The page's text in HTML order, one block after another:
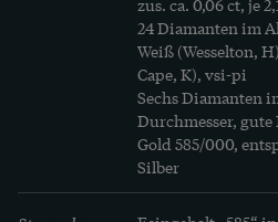
zus. ca. 0,06 ct, je
24 Diamanten im
Weiß (Wesselton,
Cape, K), vsi-pi
Sechs Diamanten
Durchmesser,
Gold 585/000,
Silber